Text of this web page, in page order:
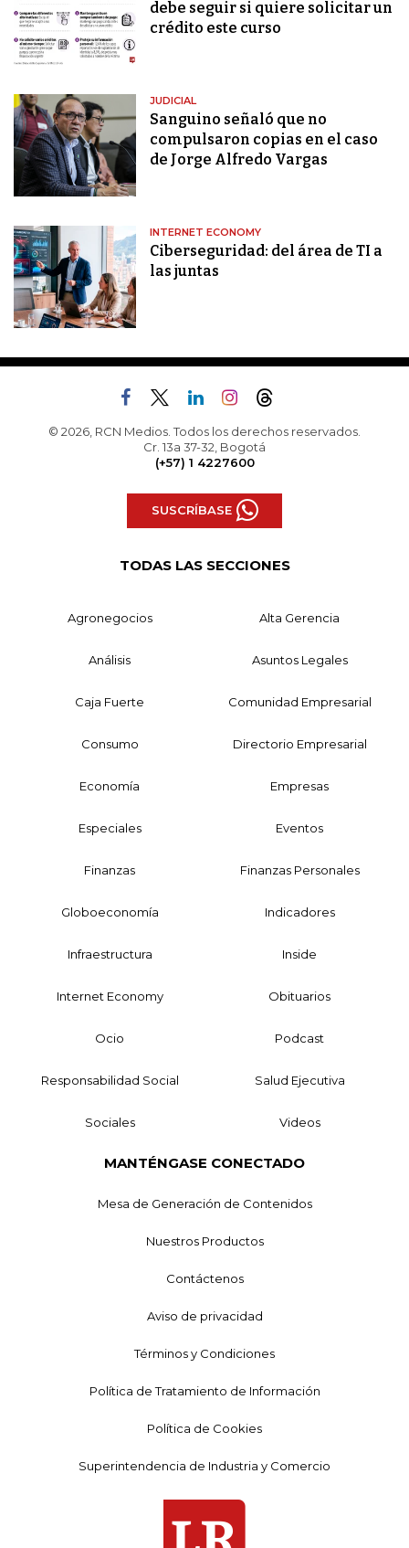
debe seguir si quiere solicitar un
crédito este curso
JUDICIAL
Sanguino señaló que no
compulsaron copias en el caso
de Jorge Alfredo Vargas
INTERNET ECONOMY
Ciberseguridad: del área de TI a
las juntas
© 2026, RCN Medios. Todos los derechos reservados.
Cr. 13a 37-32, Bogotá
(+57) 1 4227600
SUSCRÍBASE
TODAS LAS SECCIONES
Agronegocios Alta Gerencia
Análisis Asuntos Legales
Caja Fuerte Comunidad Empresarial
Consumo Directorio Empresarial
Economía Empresas
Especiales Eventos
Finanzas Finanzas Personales
Globoeconomía Indicadores
Infraestructura Inside
Internet Economy Obituarios
Ocio Podcast
Responsabilidad Social Salud Ejecutiva
Sociales Videos
MANTÉNGASE CONECTADO
Mesa de Generación de Contenidos
Nuestros Productos
Contáctenos
Aviso de privacidad
Términos y Condiciones
Política de Tratamiento de Información
Política de Cookies
Superintendencia de Industria y Comercio